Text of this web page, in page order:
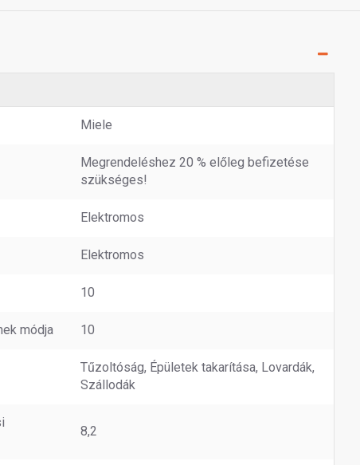
Miele
Megrendeléshez 20 % előleg befizetése
szükséges!
Elektromos
Elektromos
10
módja 10
Tűzoltóság, Épületek takarítása, Lovardák,
Szállodák
8,2